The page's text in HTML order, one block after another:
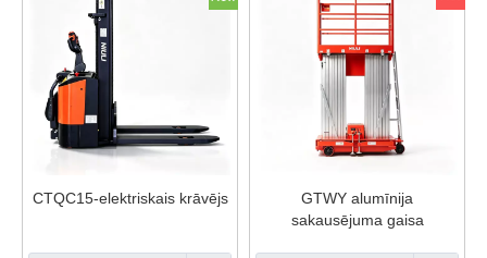
CTQC15-elektriskais krāvējs
GTWY alumīnija
sakausējuma gaisa